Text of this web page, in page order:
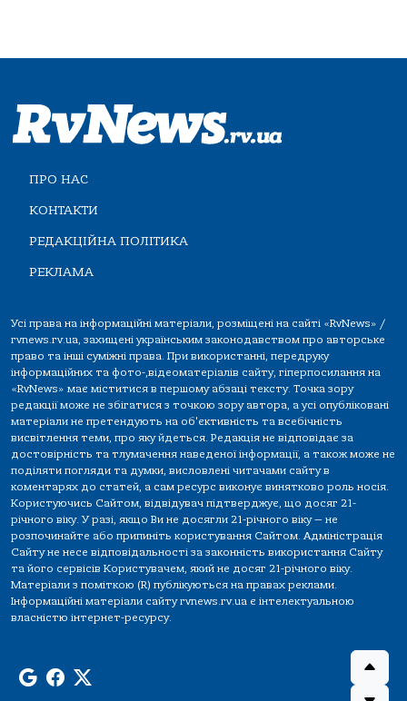
ПРО НАС
КОНТАКТИ
РЕДАКЦІЙНА ПОЛІТИКА
РЕКЛАМА
Усі права на інформаційні матеріали, розміщені на сайті «RvNews» /
rvnews.rv.ua, захищені українським законодавством про авторське
право та інші суміжні права. При використанні, передруку
інформаційних та фото-,відеоматеріалів сайту, гіперпосилання на
«RvNews» має міститися в першому абзаці тексту. Точка зору
редакції може не збігатися з точкою зору автора, а усі опубліковані
матеріали не претендують на об'єктивність та всебічність
висвітлення теми, про яку йдеться. Редакція не відповідає за
достовірність та тлумачення наведеної інформації, а також може не
поділяти погляди та думки, висловлені читачами сайту в
коментарях до статей, а сам ресурс виконує винятково роль носія.
Користуючись Сайтом, відвідувач підтверджує, що досяг 21-
річного віку. У разі, якщо Ви не досягли 21-річного віку — не
розпочинайте або припиніть користування Сайтом. Адміністрація
Сайту не несе відповідальності за законність використання Сайту
та його сервісів Користувачем, який не досяг 21-річного віку.
Матеріали з поміткою (R) публікуються на правах реклами.
Інформаційні матеріали сайту rvnews.rv.ua є інтелектуальною
власністю інтернет-ресурсу.